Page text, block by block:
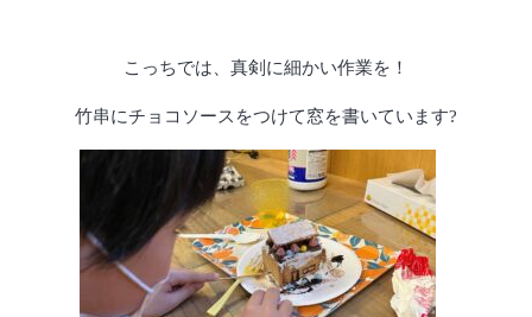
こっちでは、真剣に細かい作業を！
竹串にチョコソースをつけて窓を書いています?